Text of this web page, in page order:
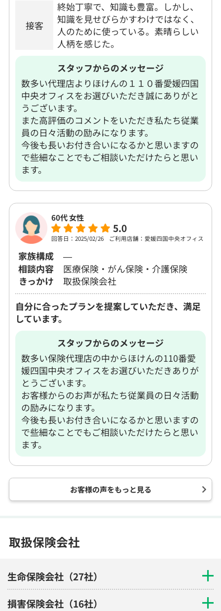
接客
終始丁寧で、知識も豊富。しかし、
知識を見せびらかすわけではなく、
人のために使っている。素晴らしい
人柄を感じた。
スタッフからのメッセージ
数多い代理店よりほけんの１１０番愛媛四国
中央オフィスをお選びいただき誠にありがと
うございます。
また高評価のコメントをいただき私たち従業
員の日々活動の励みになります。
今後も長いお付き合いになるかと思いますの
で些細なことでもご相談いただけたらと思い
ます。
60代 女性
5.0
回答日：2025/02/26 ご利用店舗：愛媛四国中央オフィス
家族構成
―
相談内容
医療保険・がん保険・介護保険
きっかけ
取扱保険会社
自分に合ったプランを提案していただき、満足
しています。
スタッフからのメッセージ
数多い保険代理店の中からほけんの110番愛
媛四国中央オフィスをお選びいただきありが
とうございます。
お客様からのお声が私たち従業員の日々活動
の励みになります。
今後も長いお付き合いになるかと思いますの
で些細なことでもご相談いただけたらと思い
ます。
お客様の声をもっと見る
取扱保険会社
生命保険会社（27社）
損害保険会社（16社）